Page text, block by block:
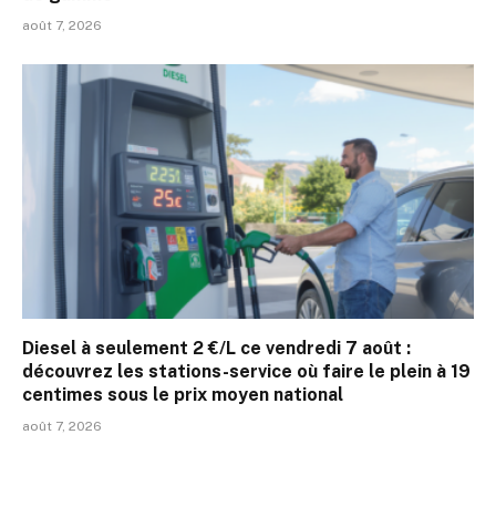
août 7, 2026
Diesel à seulement 2 €/L ce vendredi 7 août :
découvrez les stations-service où faire le plein à 19
centimes sous le prix moyen national
août 7, 2026